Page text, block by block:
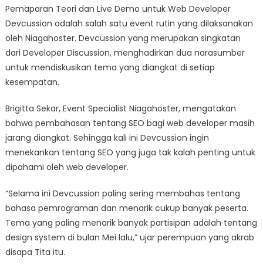
Pemaparan Teori dan Live Demo untuk Web Developer
Devcussion adalah salah satu event rutin yang dilaksanakan
oleh Niagahoster. Devcussion yang merupakan singkatan
dari Developer Discussion, menghadirkan dua narasumber
untuk mendiskusikan tema yang diangkat di setiap
kesempatan.
Brigitta Sekar, Event Specialist Niagahoster, mengatakan
bahwa pembahasan tentang SEO bagi web developer masih
jarang diangkat. Sehingga kali ini Devcussion ingin
menekankan tentang SEO yang juga tak kalah penting untuk
dipahami oleh web developer.
“Selama ini Devcussion paling sering membahas tentang
bahasa pemrograman dan menarik cukup banyak peserta.
Tema yang paling menarik banyak partisipan adalah tentang
design system di bulan Mei lalu,” ujar perempuan yang akrab
disapa Tita itu.